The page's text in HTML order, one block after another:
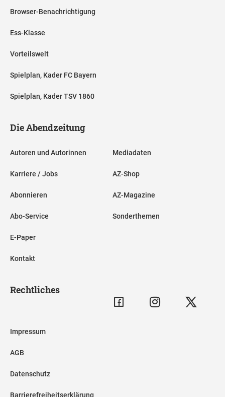
Browser-Benachrichtigung
Ess-Klasse
Vorteilswelt
Spielplan, Kader FC Bayern
Spielplan, Kader TSV 1860
Die Abendzeitung
Autoren und Autorinnen
Karriere / Jobs
Abonnieren
Abo-Service
E-Paper
Kontakt
Mediadaten
AZ-Shop
AZ-Magazine
Sonderthemen
Rechtliches
Impressum
AGB
Datenschutz
Barrierefreiheitserklärung